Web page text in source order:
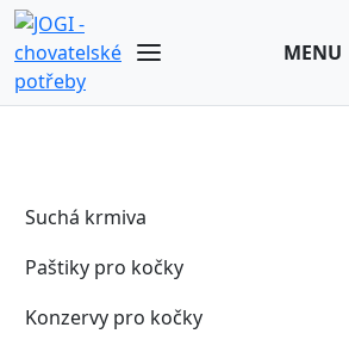
MENU
Suchá krmiva
Paštiky pro kočky
Konzervy pro kočky